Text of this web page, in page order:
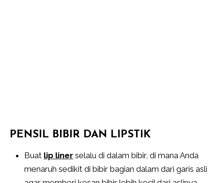
PENSIL BIBIR DAN LIPSTIK
Buat lip liner selalu di dalam bibir, di mana Anda
menaruh sedikit di bibir bagian dalam dari garis asli